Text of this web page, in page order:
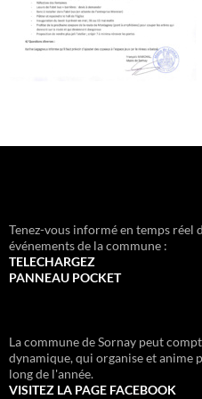
Tenez-vous informé en temps réel
événements de la commune :
TELECHARGEZ
PANNEAU POCKET
La commune de Sornay peut
dynamique, qui organise et anime
long de l'année.
VISITEZ LA PAGE FACEBOOK